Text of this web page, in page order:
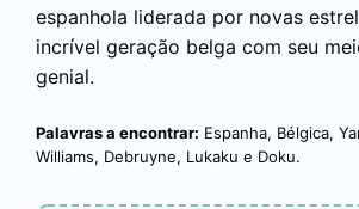
espanhola liderada por novas
incrível geração belga com seu
genial.
Palavras a encontrar: Espanha, Bélgica,
Williams, Debruyne, Lukaku e Doku.